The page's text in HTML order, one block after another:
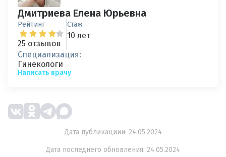
Дмитриева Елена Юрьевна
Рейтинг
25 отзывов
Стаж
10 лет
Специализация:
Гинекологи
Написать врачу
Дата публикациии: 24.05.2024
Дата последнего обновления: 24.05.2024